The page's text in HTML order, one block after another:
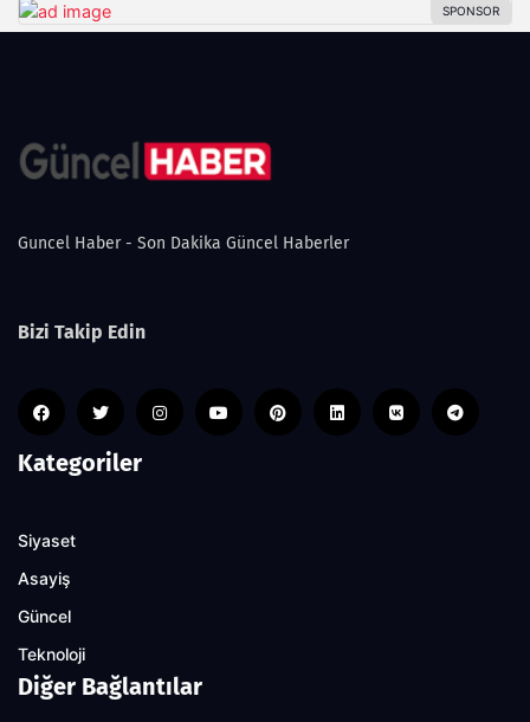
Guncel Haber - Son Dakika Güncel Haberler
Bizi Takip Edin
Kategoriler
Siyaset
Asayiş
Güncel
Teknoloji
Diğer Bağlantılar